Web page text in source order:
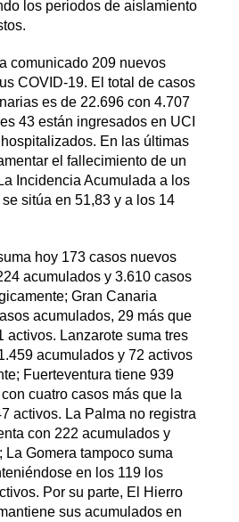
los periodos de aislamiento
comunicado 209 nuevos
COVID-19. El total de casos
es de 22.696 con 4.707
43 están ingresados en UCI
En las últimas
el fallecimiento de un
Incidencia Acumulada a los
sitúa en 51,83 y a los 14
hoy 173 casos nuevos
acumulados y 3.610 casos
Gran Canaria
acumulados, 29 más que
activos. Lanzarote suma tres
acumulados y 72 activos
Fuerteventura tiene 939
cuatro casos más que la
activos. La Palma no registra
con 222 acumulados y
La Gomera tampoco suma
en los 119 los
Por su parte, El Hierro
sus acumulados en